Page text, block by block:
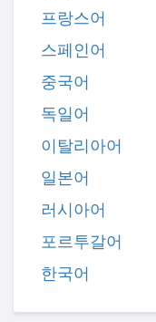
프랑스어
스페인어
중국어
독일어
이탈리아어
일본어
러시아어
포르투갈어
한국어